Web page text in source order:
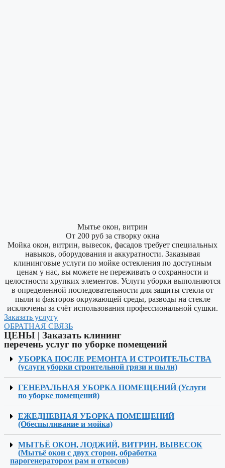
Мытье окон, витрин
От 200 руб за створку окна
Мойка окон, витрин, вывесок, фасадов требует специальных
навыков, оборудования и аккуратности. Заказывая
клининговые услуги по мойке остекления по доступным
ценам у нас, вы можете не переживать о сохранности и
целостности хрупких элементов. Услуги уборки выполняются
в определенной последовательности для защиты стекла от
пыли и факторов окружающей среды, разводы на стекле
исключены за счëт использования профессиональной сушки.
Заказать услугу
ОБРАТНАЯ СВЯЗЬ
ЦЕНЫ​ | Заказать клининг
перечень услуг по уборке помещений
УБОРКА ПОСЛЕ РЕМОНТА И СТРОИТЕЛЬСТВА
(услуги уборки строительной грязи и пыли)
ГЕНЕРАЛЬНАЯ УБОРКА ПОМЕЩЕНИЙ (Услуги
по уборке помещений)
ЕЖЕДНЕВНАЯ УБОРКА ПОМЕЩЕНИЙ
(Обеспыливание и мойка)
МЫТЬЁ ОКОН, ЛОДЖИЙ, ВИТРИН, ВЫВЕСОК
(Мытьё окон с двух сторон, обработка
парогенератором рам и откосов)